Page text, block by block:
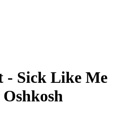
- Sick Like Me